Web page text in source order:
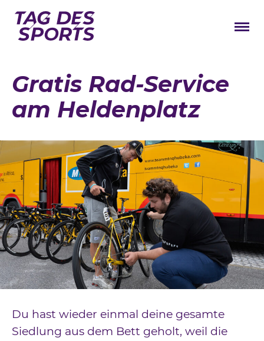
Stars
Programm
Lageplan
Galerie
Verbände
Barrierefreiheit
Downloads
Impressum
Gratis Rad-Service
am Heldenplatz
Du hast wieder einmal deine gesamte
Siedlung aus dem Bett geholt, weil die